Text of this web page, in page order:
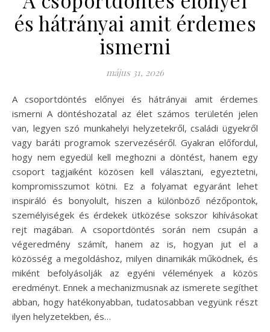
és hátrányai amit érdemes
ismerni
május 31, 2026
A csoportdöntés előnyei és hátrányai amit érdemes
ismerni A döntéshozatal az élet számos területén jelen
van, legyen szó munkahelyi helyzetekről, családi ügyekről
vagy baráti programok szervezéséről. Gyakran előfordul,
hogy nem egyedül kell meghozni a döntést, hanem egy
csoport tagjaiként közösen kell választani, egyeztetni,
kompromisszumot kötni. Ez a folyamat egyaránt lehet
inspiráló és bonyolult, hiszen a különböző nézőpontok,
személyiségek és érdekek ütközése sokszor kihívásokat
rejt magában. A csoportdöntés során nem csupán a
végeredmény számít, hanem az is, hogyan jut el a
közösség a megoldáshoz, milyen dinamikák működnek, és
miként befolyásolják az egyéni vélemények a közös
eredményt. Ennek a mechanizmusnak az ismerete segíthet
abban, hogy hatékonyabban, tudatosabban vegyünk részt
ilyen helyzetekben, és…